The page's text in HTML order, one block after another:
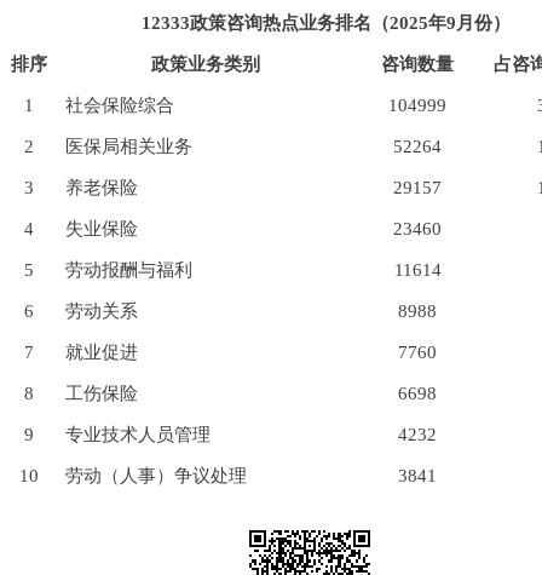
12333政策咨询热点业务排名（2025年9月份）
排序 政策业务类别 咨询数量 占咨
1 社会保险综合 104999
2 医保局相关业务 52264
3 养老保险 29157
4 失业保险 23460
5 劳动报酬与福利 11614
6 劳动关系 8988
7 就业促进 7760
8 工伤保险 6698
9 专业技术人员管理 4232
10 劳动（人事）争议处理 3841